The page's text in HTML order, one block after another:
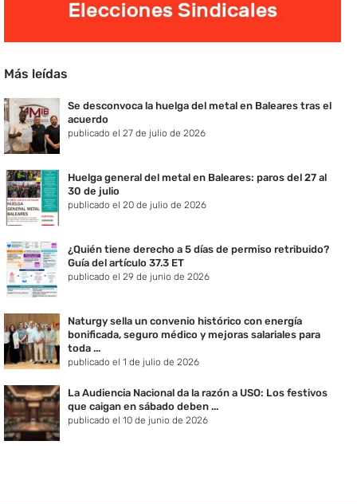
Más leídas
Se desconvoca la huelga del metal en Baleares tras el
acuerdo
publicado el 27 de julio de 2026
Huelga general del metal en Baleares: paros del 27 al
30 de julio
publicado el 20 de julio de 2026
¿Quién tiene derecho a 5 días de permiso retribuido?
Guía del artículo 37.3 ET
publicado el 29 de junio de 2026
Naturgy sella un convenio histórico con energía
bonificada, seguro médico y mejoras salariales para
toda ...
publicado el 1 de julio de 2026
La Audiencia Nacional da la razón a USO: Los festivos
que caigan en sábado deben ...
publicado el 10 de junio de 2026